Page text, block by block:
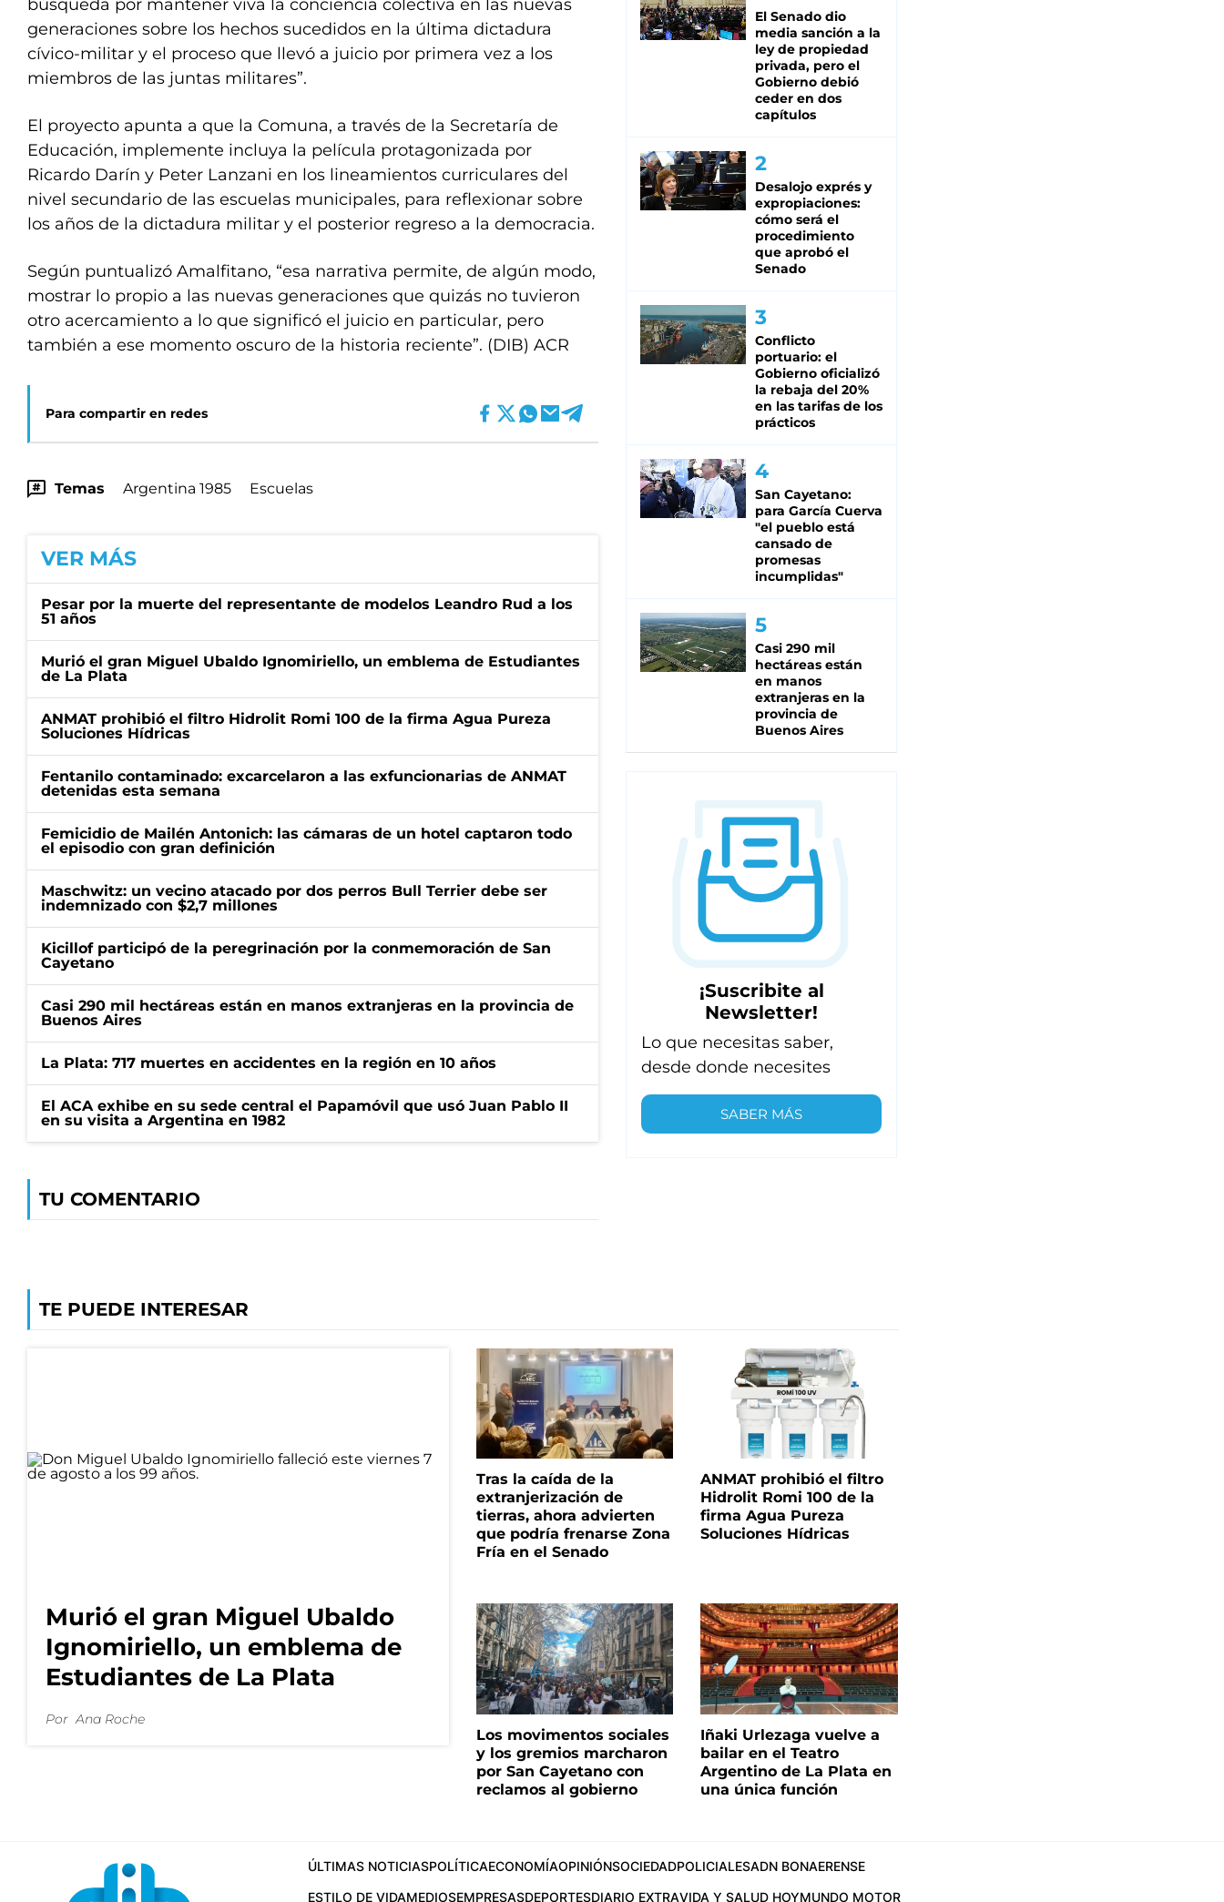
búsqueda por mantener viva la conciencia colectiva en las nuevas
generaciones sobre los hechos sucedidos en la última dictadura
cívico-militar y el proceso que llevó a juicio por primera vez a los
miembros de las juntas militares”.
El proyecto apunta a que la Comuna, a través de la Secretaría de
Educación, implemente incluya la película protagonizada por
Ricardo Darín y Peter Lanzani en los lineamientos curriculares del
nivel secundario de las escuelas municipales, para reflexionar sobre
los años de la dictadura militar y el posterior regreso a la democracia.
Según puntualizó Amalfitano, “esa narrativa permite, de algún modo,
mostrar lo propio a las nuevas generaciones que quizás no tuvieron
otro acercamiento a lo que significó el juicio en particular, pero
también a ese momento oscuro de la historia reciente”. (DIB) ACR
Para compartir en redes
Temas Argentina 1985 Escuelas
VER MÁS
Pesar por la muerte del representante de modelos Leandro Rud a los
51 años
Murió el gran Miguel Ubaldo Ignomiriello, un emblema de Estudiantes
de La Plata
ANMAT prohibió el filtro Hidrolit Romi 100 de la firma Agua Pureza
Soluciones Hídricas
Fentanilo contaminado: excarcelaron a las exfuncionarias de ANMAT
detenidas esta semana
Femicidio de Mailén Antonich: las cámaras de un hotel captaron todo
el episodio con gran definición
Maschwitz: un vecino atacado por dos perros Bull Terrier debe ser
indemnizado con $2,7 millones
Kicillof participó de la peregrinación por la conmemoración de San
Cayetano
Casi 290 mil hectáreas están en manos extranjeras en la provincia de
Buenos Aires
La Plata: 717 muertes en accidentes en la región en 10 años
El ACA exhibe en su sede central el Papamóvil que usó Juan Pablo II
en su visita a Argentina en 1982
TU COMENTARIO
El Senado dio
media sanción a la
ley de propiedad
privada, pero el
Gobierno debió
ceder en dos
capítulos
Desalojo exprés y
expropiaciones:
cómo será el
procedimiento
que aprobó el
Senado
Conflicto
portuario: el
Gobierno oficializó
la rebaja del 20%
en las tarifas de los
prácticos
San Cayetano:
para García Cuerva
"el pueblo está
cansado de
promesas
incumplidas"
Casi 290 mil
hectáreas están
en manos
extranjeras en la
provincia de
Buenos Aires
¡Suscribite al
Newsletter!
Lo que necesitas saber,
desde donde necesites
SABER MÁS
TE PUEDE INTERESAR
Murió el gran Miguel Ubaldo
Ignomiriello, un emblema de
Estudiantes de La Plata
Por Ana Roche
Tras la caída de la
extranjerización de
tierras, ahora advierten
que podría frenarse Zona
Fría en el Senado
ANMAT prohibió el filtro
Hidrolit Romi 100 de la
firma Agua Pureza
Soluciones Hídricas
Los movimentos sociales
y los gremios marcharon
por San Cayetano con
reclamos al gobierno
Iñaki Urlezaga vuelve a
bailar en el Teatro
Argentino de La Plata en
una única función
ÚLTIMAS NOTICIASPOLÍTICAECONOMÍAOPINIÓNSOCIEDADPOLICIALESADN BONAERENSE
ESTILO DE VIDAMEDIOSEMPRESASDEPORTESDIARIO EXTRAVIDA Y SALUD HOYMUNDO MOTOR